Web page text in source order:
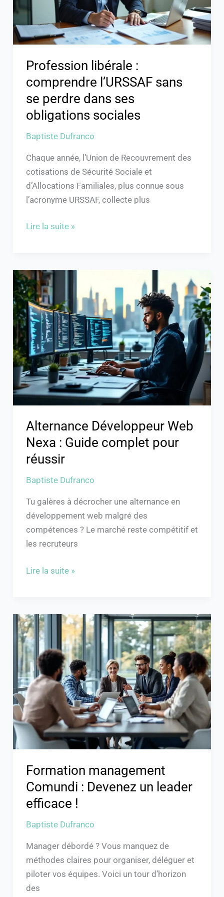
Profession libérale :
comprendre l’URSSAF sans
se perdre dans ses
obligations sociales
Baptiste Dufranco
Chaque année, l’Union de Recouvrement des
cotisations de Sécurité Sociale et
d’Allocations Familiales, plus connue sous
l’acronyme URSSAF, collecte plus
ses
obligations
sociales
Lire la suite »
Alternance Développeur Web
Nexa : Guide complet pour
réussir
Baptiste Dufranco
Tu galères à décrocher une alternance en
développement web malgré des
compétences ? Le marché reste compétitif et
les recruteurs
Alternance
Développeur
Web
Nexa
:
Guide
complet
pour
réussir
Lire la suite »
Formation management
Comundi : Devenez un leader
efficace !
Baptiste Dufranco
Manager débordé ? Vous manquez de
méthodes claires pour organiser, déléguer et
piloter vos équipes. Voici un tour d’horizon
des
Formation
management
Comundi
:
Devenez
un
leader
efficace
!